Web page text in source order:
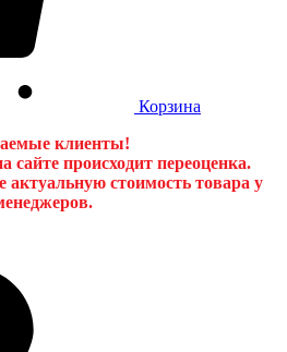
Корзина
клиенты!
сайте происходит переоценка.
актуальную стоимость товара у